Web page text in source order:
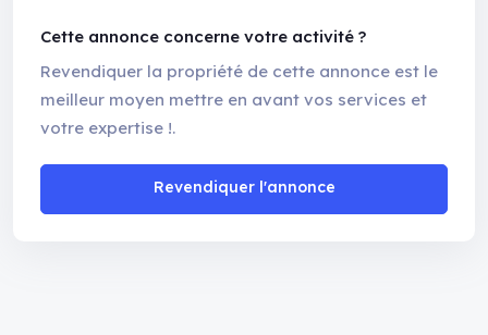
Cette annonce concerne votre activité ?
Revendiquer la propriété de cette annonce est le
meilleur moyen mettre en avant vos services et
votre expertise !.
Revendiquer l'annonce